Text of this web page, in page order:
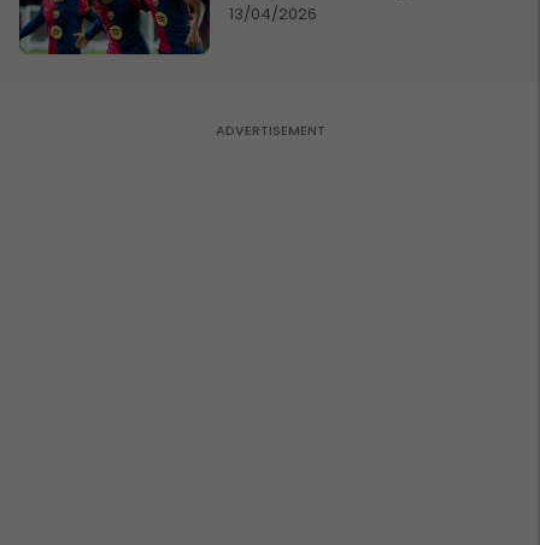
13/04/2026